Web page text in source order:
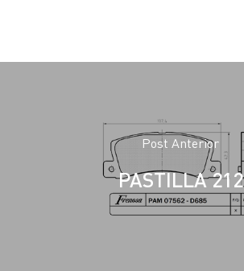
Post Anterior
PASTILLA 212